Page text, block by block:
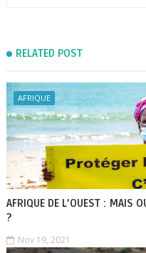
RELATED POST
AFRIQUE
AFRIQUE DE L’OUEST : MAIS
?
Nov 19, 2021